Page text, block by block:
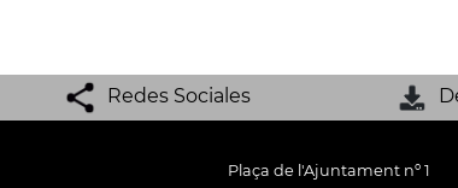
Redes Sociales
Plaça de l'Ajuntament nº 1